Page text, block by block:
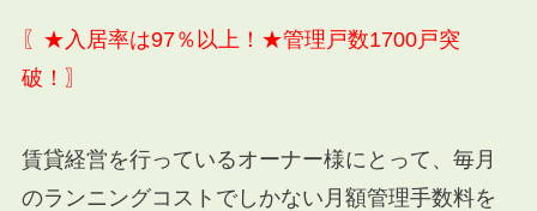
〖★入居率は97％以上！★管理戸数1700戸突
破！〗
賃貸経営を行っているオーナー様にとって、毎月
のランニングコストでしかない月額管理手数料を